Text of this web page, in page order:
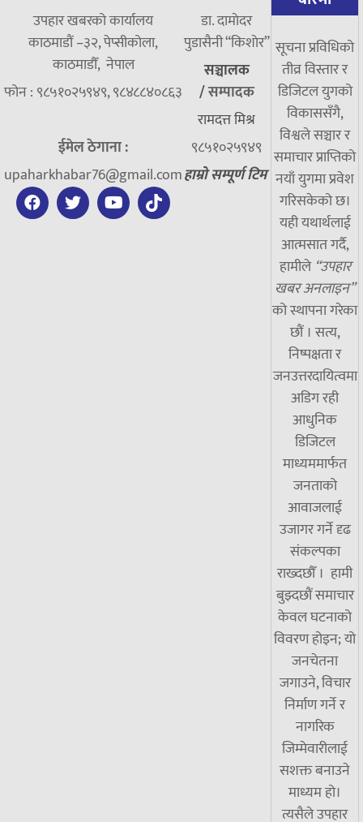
उपहार खबरको कार्यालय
काठमाडौं –३२, पेप्सीकोला,
काठमाडौँ, नेपाल
फोन : ९८५१०२५९४९, ९८४८८४०८६३
ईमेल ठेगाना :
upaharkhabar76@gmail.com
डा. दामाेदर
पुडासैनी “किशाेर”
सञ्चालक
/सम्पादक
रामदत्त मिश्र
९८५१०२५९४९
हाम्रो सम्पूर्ण टिम
सूचना प्रविधिको
तीव्र विस्तार र
डिजिटल युगको
विकाससँगै,
विश्वले सञ्चार र
समाचार प्राप्तिको
नयाँ युगमा प्रवेश
गरिसकेको छ।
यही यथार्थलाई
आत्मसात गर्दै,
हामीले “उपहार
खबर अनलाइन”
को स्थापना गरेका
छौं । सत्य,
निष्पक्षता र
जनउत्तरदायित्वमा
अडिग रही
आधुनिक
डिजिटल
माध्यममार्फत
जनताको
आवाजलाई
उजागर गर्ने दृढ
संकल्पका
राख्दछौँ । हामी
बुझ्दछौं समाचार
केवल घटनाको
विवरण होइन; यो
जनचेतना
जगाउने, विचार
निर्माण गर्ने र
नागरिक
जिम्मेवारीलाई
सशक्त बनाउने
माध्यम हो।
त्यसैले उपहार